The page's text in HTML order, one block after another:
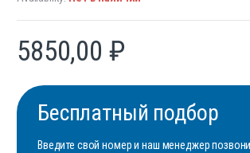
5850,00 ₽
Бесплатный подбор
Введите свой номер и наш менеджер